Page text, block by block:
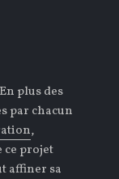
plus des
par chacun
,
ce projet
affiner sa